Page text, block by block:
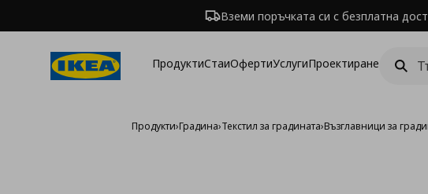
Вземи поръчката си с безплатна
ПродуктиСтаиОфертиУслугиПроектиране
Продукти›Градина›Текстил за градината›Възглавници за